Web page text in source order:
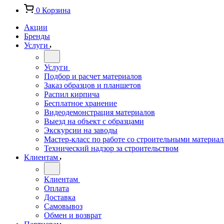
0 Корзина
Акции
Бренды
Услуги
Услуги
Подбор и расчет материалов
Заказ образцов и планшетов
Распил кирпича
Бесплатное хранение
Видеодемонстрация материалов
Выезд на объект с образцами
Экскурсии на заводы
Мастер-класс по работе со строительными
Технический надзор за строительством
Клиентам
Клиентам
Оплата
Доставка
Самовывоз
Обмен и возврат